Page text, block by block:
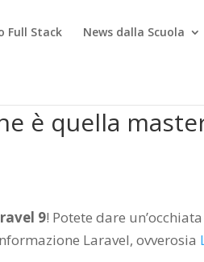
Full Stack News dalla Scuola
è quella
9! Potete dare
Laravel, ovverosia